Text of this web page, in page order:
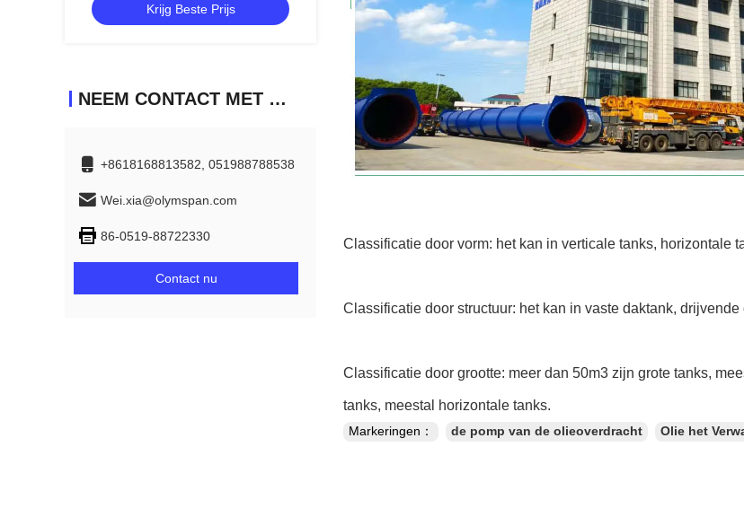
Krijg Beste Prijs
NEEM CONTACT MET ONS OP
+8618168813582, 051988788538
Wei.xia@olymspan.com
86-0519-88722330
Contact nu
Classificatie door vorm: het kan in verticale tanks, horizontale
Classificatie door structuur: het kan in vaste daktank,
Classificatie door grootte: meer dan 50m3 zijn grote tanks,
tanks, meestal horizontale tanks.
Markeringen： de pomp van de olieoverdracht Olie het